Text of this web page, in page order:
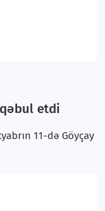
etdi
11-də Göyçay